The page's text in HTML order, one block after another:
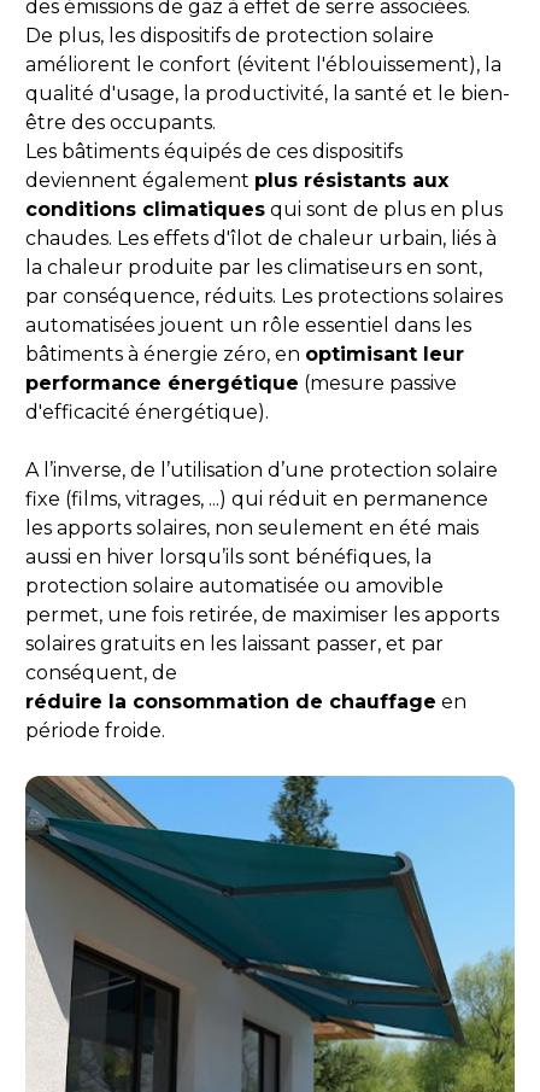
des émissions de gaz à effet de serre associées.
De plus, les dispositifs de protection solaire
améliorent le confort (évitent l'éblouissement), la
qualité d'usage, la productivité, la santé et le bien-
être des occupants.
Les bâtiments équipés de ces dispositifs
deviennent également plus résistants aux
conditions climatiques qui sont de plus en plus
chaudes. Les effets d'îlot de chaleur urbain, liés à
la chaleur produite par les climatiseurs en sont,
par conséquence, réduits. Les protections solaires
automatisées jouent un rôle essentiel dans les
bâtiments à énergie zéro, en optimisant leur
performance énergétique (mesure passive
d'efficacité énergétique).
A l’inverse, de l’utilisation d’une protection solaire
fixe (films, vitrages, ...) qui réduit en permanence
les apports solaires, non seulement en été mais
aussi en hiver lorsqu’ils sont bénéfiques, la
protection solaire automatisée ou amovible
permet, une fois retirée, de maximiser les apports
solaires gratuits en les laissant passer, et par
conséquent, de
réduire la consommation de chauffage en
période froide.